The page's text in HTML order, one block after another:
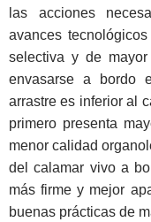
las acciones
avances
selectiva y de
envasarse a bordo
arrastre es inferior al
primero presenta
menor calidad
del calamar vivo a
más firme y mejor
buenas prácticas de